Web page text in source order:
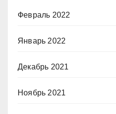
Февраль 2022
Январь 2022
Декабрь 2021
Ноябрь 2021